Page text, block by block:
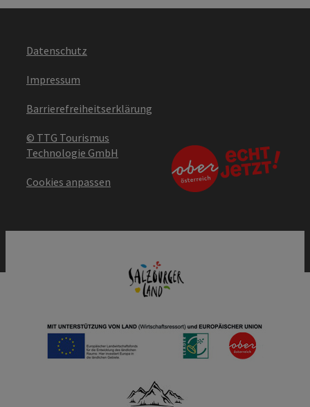
Datenschutz
Impressum
Barrierefreiheitserklärung
© TTG Tourismus
Technologie GmbH
Cookies anpassen